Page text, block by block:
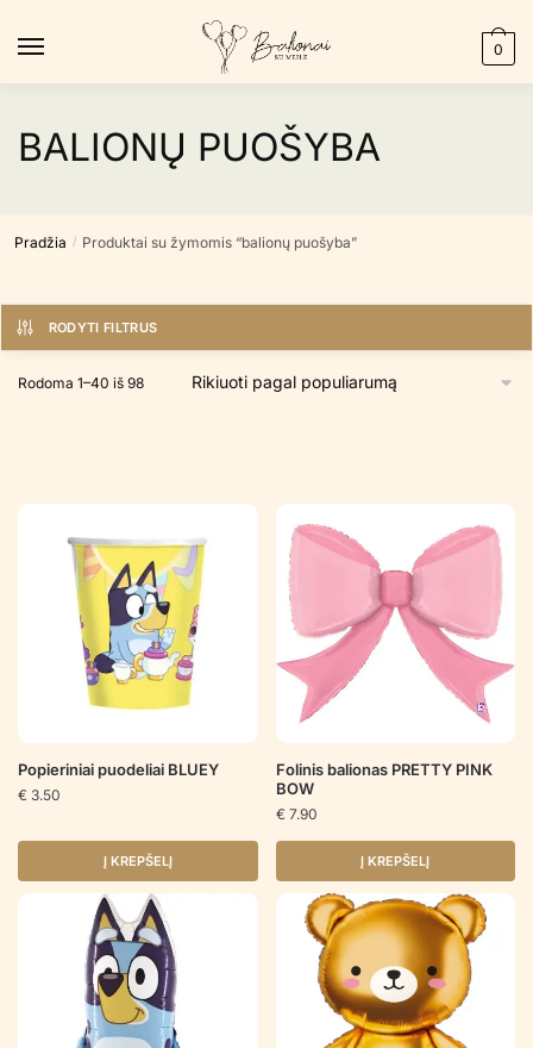
0
BALIONŲ PUOŠYBA
Pradžia / Produktai su žymomis “balionų puošyba”
RODYTI FILTRUS
Rodoma 1–40 iš 98Rūšiuojama
Popieriniai puodeliai BLUEY
€ 3.50
Į KREPŠELĮ
Folinis balionas PRETTY PINK
BOW
€ 7.90
Į KREPŠELĮ